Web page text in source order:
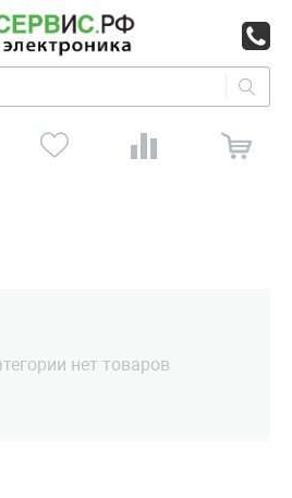
нет товаров